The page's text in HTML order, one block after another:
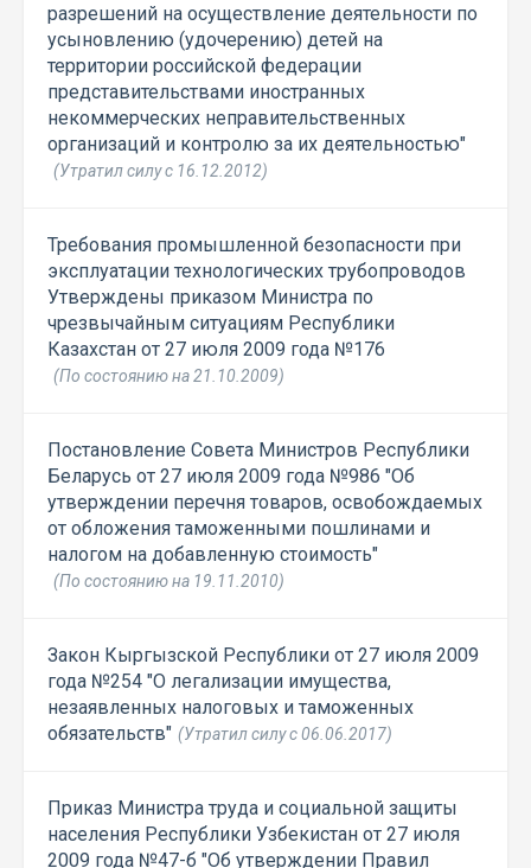
разрешений на осуществление деятельности по
усыновлению (удочерению) детей на
территории российской федерации
представительствами иностранных
некоммерческих неправительственных
организаций и контролю за их деятельностью"
(Утратил силу с 16.12.2012)
Требования промышленной безопасности при
эксплуатации технологических трубопроводов
Утверждены приказом Министра по
чрезвычайным ситуациям Республики
Казахстан от 27 июля 2009 года №176
(По состоянию на 21.10.2009)
Постановление Совета Министров Республики
Беларусь от 27 июля 2009 года №986 "Об
утверждении перечня товаров, освобождаемых
от обложения таможенными пошлинами и
налогом на добавленную стоимость"
(По состоянию на 19.11.2010)
Закон Кыргызской Республики от 27 июля 2009
года №254 "О легализации имущества,
незаявленных налоговых и таможенных
обязательств" (Утратил силу с 06.06.2017)
Приказ Министра труда и социальной защиты
населения Республики Узбекистан от 27 июля
2009 года №47-б "Об утверждении Правил